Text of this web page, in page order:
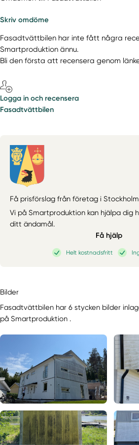
Skriv omdöme
Fasadtvättbilen har inte fått några
Smartproduktion ännu.
Bli den första att recensera genom
Logga in och recensera
Fasadtvättbilen
Få prisförslag från företag i
Vi på Smartproduktion kan hjälpa
ditt ändamål.
Få hjälp
Helt kostnadsfritt
Bilder
Fasadtvättbilen har 6 stycken bilder
på Smartproduktion .